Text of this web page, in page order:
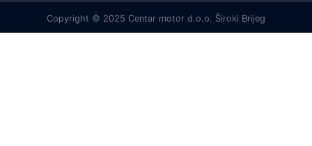
Copyright © 2025 Centar motor d.o.o. Široki Brijeg